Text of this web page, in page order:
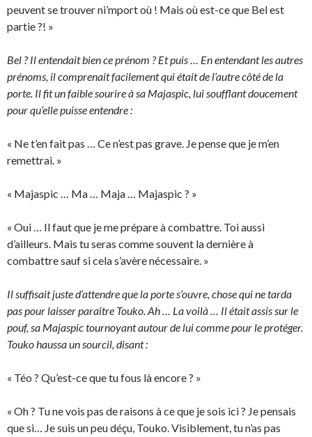
peuvent se trouver ni’mport où ! Mais où est-ce que Bel est
partie ?! »
Bel ? Il entendait bien ce prénom ? Et puis … En entendant les autres
prénoms, il comprenait facilement qui était de l’autre côté de la
porte. Il fit un faible sourire à sa Majaspic, lui soufflant doucement
pour qu’elle puisse entendre :
« Ne t’en fait pas … Ce n’est pas grave. Je pense que je m’en
remettrai. »
« Majaspic … Ma … Maja … Majaspic ? »
« Oui … Il faut que je me prépare à combattre. Toi aussi
d’ailleurs. Mais tu seras comme souvent la dernière à
combattre sauf si cela s’avère nécessaire. »
Il suffisait juste d’attendre que la porte s’ouvre, chose qui ne tarda
pas pour laisser paraître Touko. Ah … La voilà … Il était assis sur le
pouf, sa Majaspic tournoyant autour de lui comme pour le protéger.
Touko haussa un sourcil, disant :
« Téo ? Qu’est-ce que tu fous là encore ? »
« Oh ? Tu ne vois pas de raisons à ce que je sois ici ? Je pensais
que si… Je suis un peu déçu, Touko. Visiblement, tu n’as pas